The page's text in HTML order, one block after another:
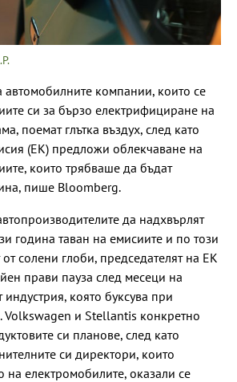
автомобилните компании, които се
си за бързо електрифициране на
поемат глътка въздух, след като
(ЕК) предложи облекчаване на
които трябваше да бъдат
пише Bloomberg.
да надхвърлят
година таван на емисиите и по този
солени глоби, председателят на ЕК
прави пауза след месеци на
индустрия, която буксува при
Volkswagen и Stellantis конкретно
си планове, след като
си директори, които
на електромобилите, оказали се